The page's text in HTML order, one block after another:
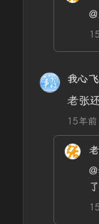
我心
老张
15年前